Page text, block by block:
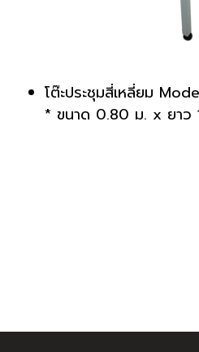
โต๊ะประชุมสี่เหลี่ยม
* ขนาด 0.80 ม. x ยาว